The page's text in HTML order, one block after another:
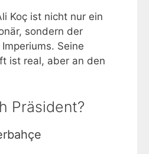
Koç ist nicht nur ein
sondern der
Seine
ist real, aber an den
Präsident?